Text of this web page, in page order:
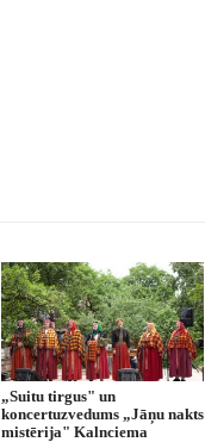
„Suitu tirgus" un
koncertuzvedums „Jāņu nakts
mistērija" Kalnciema